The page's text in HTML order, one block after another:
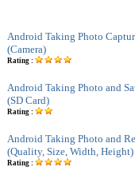
Android Taking Photo
(Camera)
Rating :
Android Taking Photo and
(SD Card)
Rating :
Android Taking Photo and
(Quality, Size, Width, Height)
Rating :